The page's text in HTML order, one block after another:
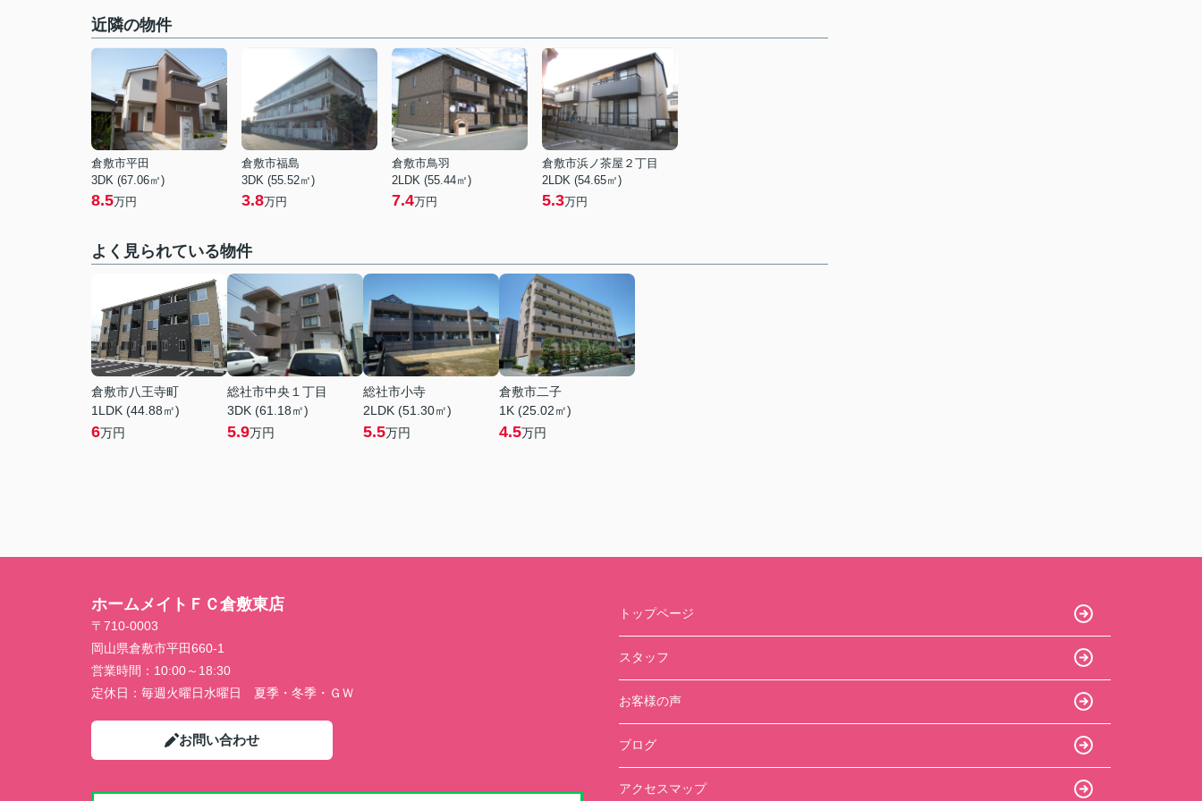
近隣の物件
倉敷市平田
3DK (67.06㎡)
8.5万円
倉敷市福島
3DK (55.52㎡)
3.8万円
倉敷市鳥羽
2LDK (55.44㎡)
7.4万円
倉敷市浜ノ茶屋２丁目
2LDK (54.65㎡)
5.3万円
よく見られている物件
倉敷市八王寺町
1LDK (44.88㎡)
6万円
総社市中央１丁目
3DK (61.18㎡)
5.9万円
総社市小寺
2LDK (51.30㎡)
5.5万円
倉敷市二子
1K (25.02㎡)
4.5万円
ホームメイトＦＣ倉敷東店
〒710-0003
岡山県倉敷市平田660-1
営業時間： 10:00～18:30
定休日： 毎週火曜日水曜日 夏季・冬季・ＧＷ
お問い合わせ
トップページ
スタッフ
お客様の声
ブログ
アクセスマップ